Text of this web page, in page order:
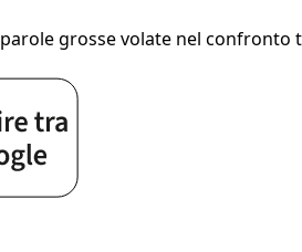
grosse volate nel